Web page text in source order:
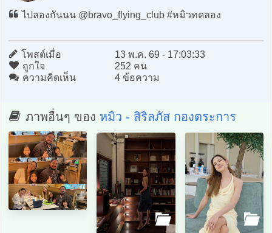
ไปลองกันนน @bravo_flying_club #หมิวทดลอง
โพสต์เมื่อ
13 พ.ค. 69 - 17:03:33
ถูกใจ
252 คน
ความคิดเห็น
4 ข้อความ
ภาพอื่นๆ ของ หมิว - สิริลภัส กองตระการ